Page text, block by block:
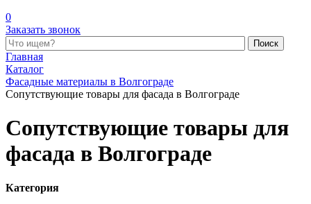
0
Заказать звонок
Поиск по каталогу
Главная
Каталог
Фасадные материалы в Волгограде
Сопутствующие товары для фасада в Волгограде
Сопутствующие товары для
фасада в Волгограде
Категория